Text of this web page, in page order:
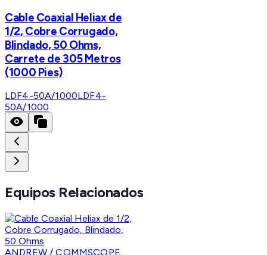
Cable Coaxial Heliax de
1/2, Cobre Corrugado,
Blindado, 50 Ohms,
Carrete de 305 Metros
(1000 Pies)
LDF4-50A/1000LDF4-
50A/1000
Equipos Relacionados
ANDREW / COMMSCOPE